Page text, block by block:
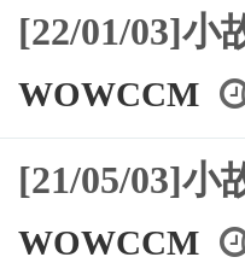
[22/01/03]
WOWCCM
[21/05/03]
WOWCCM